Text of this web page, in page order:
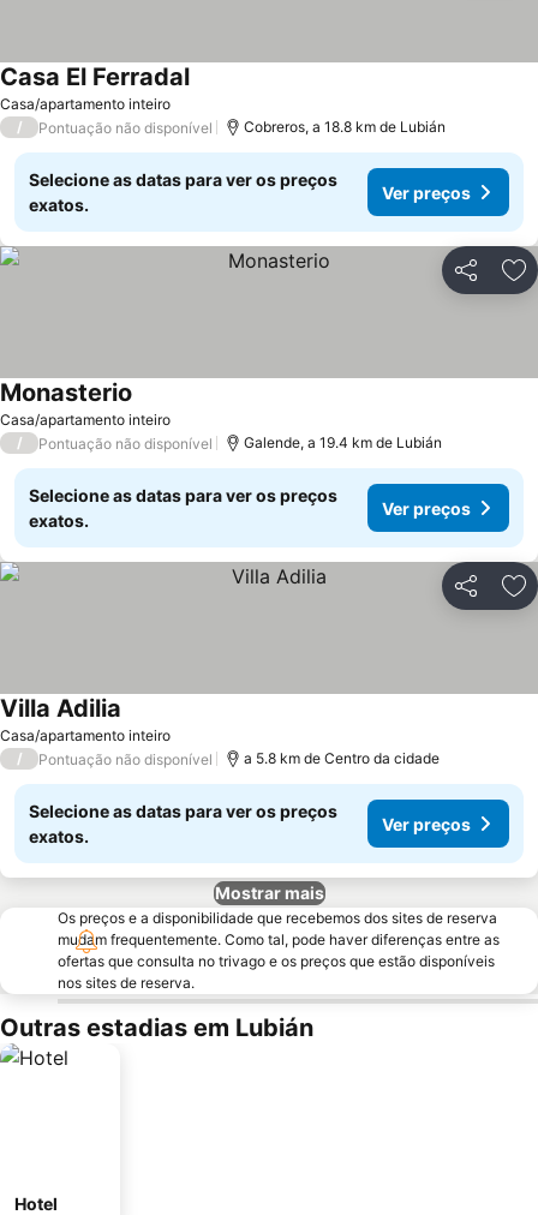
Casa/apartamento inteiro
Casa El FerradalVer preços
/ Pontuação não disponível Cobreros, a 18.8 km de Lubián
Selecione as datas para ver os preços
exatos.
Ver preços
Partilhar
Casa/apartamento inteiro
Monasterio
/ Pontuação não disponível Galende, a 19.4 km de Lubián
Selecione as datas para ver os preços
exatos.
Ver preços
Partilhar
Casa/apartamento inteiro
Villa Adilia
/ Pontuação não disponível a 5.8 km de Centro da cidade
Selecione as datas para ver os preços
exatos.
Ver preços
Mostrar mais
Os preços e a disponibilidade que recebemos dos sites de reserva
mudam frequentemente. Como tal, pode haver diferenças entre as
ofertas que consulta no trivago e os preços que estão disponíveis
nos sites de reserva.
Outras estadias em Lubián
Hotel